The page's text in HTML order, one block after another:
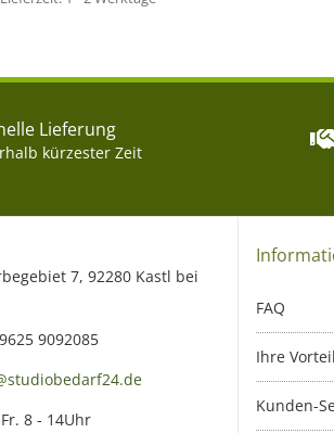
Lieferung
kürzester Zeit
7, 92280 Kastl bei
9092085
8 - 14Uhr
FAQ
Ihre
Kunden-